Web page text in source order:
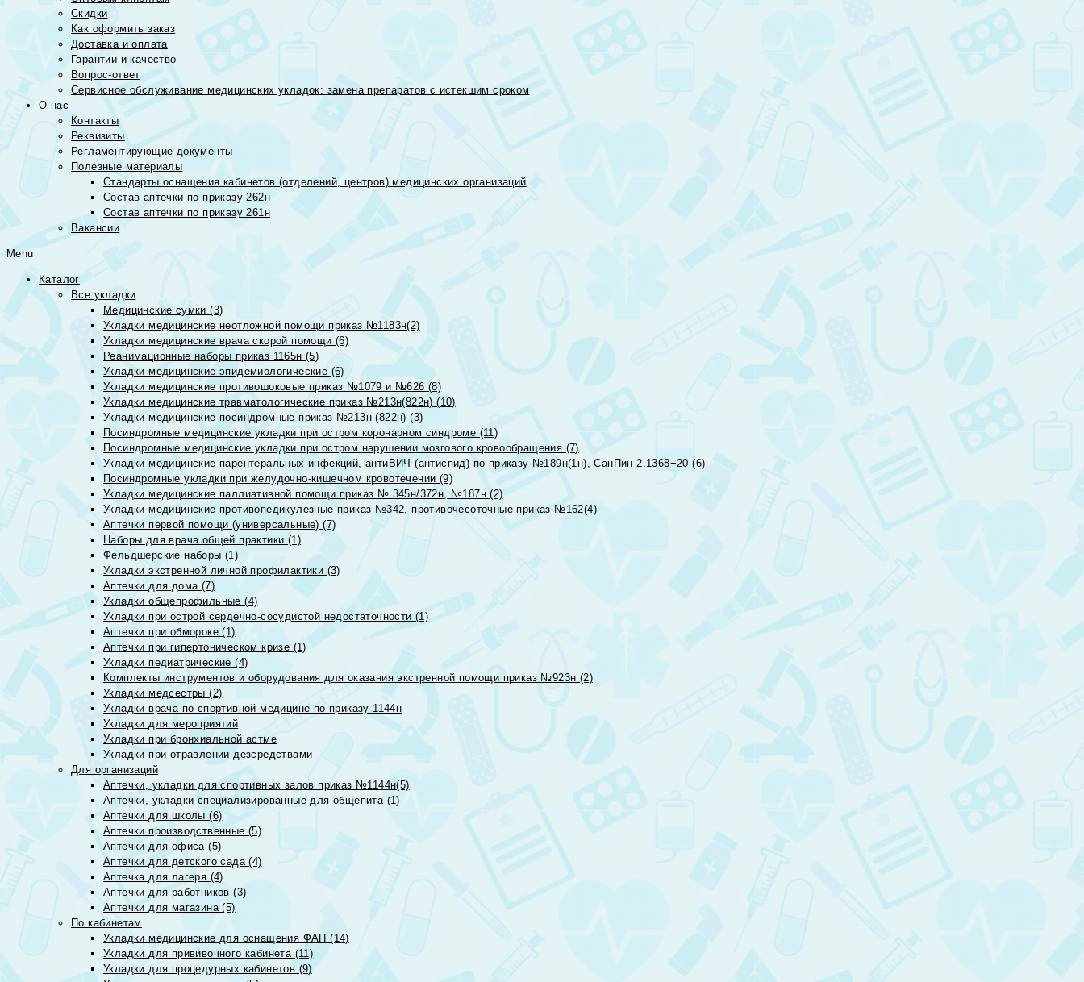
Скидки
Как оформить заказ
Доставка и оплата
Гарантии и качество
Вопрос-ответ
Сервисное обслуживание медицинских укладок: замена препаратов с истекшим сроком
О нас
Контакты
Реквизиты
Регламентирующие документы
Полезные материалы
Стандарты оснащения кабинетов (отделений, центров) медицинских организаций
Состав аптечки по приказу 262н
Состав аптечки по приказу 261н
Вакансии
Menu
Каталог
Все укладки
Медицинские сумки (3)
Укладки медицинские неотложной помощи приказ №1183н(2)
Укладки медицинские врача скорой помощи (6)
Реанимационные наборы приказ 1165н (5)
Укладки медицинские эпидемиологические (6)
Укладки медицинские противошоковые приказ №1079 и №626 (8)
Укладки медицинские травматологические приказ №213н(822н) (10)
Укладки медицинские посиндромные приказ №213н (822н) (3)
Посиндромные медицинские укладки при остром коронарном синдроме (11)
Посиндромные медицинские укладки при остром нарушении мозгового кровообращения (7)
Укладки медицинские парентеральных инфекций, антиВИЧ (антиспид) по приказу №189н(1н), СанПин 2.1368−20 (6)
Посиндромные укладки при желудочно-кишечном кровотечении (9)
Укладки медицинские паллиативной помощи приказ № 345н/372н, №187н (2)
Укладки медицинские противопедикулезные приказ №342, противочесоточные приказ №162(4)
Аптечки первой помощи (универсальные) (7)
Наборы для врача общей практики (1)
Фельдшерские наборы (1)
Укладки экстренной личной профилактики (3)
Аптечки для дома (7)
Укладки общепрофильные (4)
Укладки при острой сердечно-сосудистой недостаточности (1)
Аптечки при обмороке (1)
Аптечки при гипертоническом кризе (1)
Укладки педиатрические (4)
Комплекты инструментов и оборудования для оказания экстренной помощи приказ №923н (2)
Укладки медсестры (2)
Укладки врача по спортивной медицине по приказу 1144н
Укладки для мероприятий
Укладки при бронхиальной астме
Укладки при отравлении дезсредствами
Для организаций
Аптечки, укладки для спортивных залов приказ №1144н(5)
Аптечки, укладки специализированные для общепита (1)
Аптечки для школы (6)
Аптечки производственные (5)
Аптечки для офиса (5)
Аптечки для детского сада (4)
Аптечка для лагеря (4)
Аптечки для работников (3)
Аптечки для магазина (5)
По кабинетам
Укладки медицинские для оснащения ФАП (14)
Укладки для прививочного кабинета (11)
Укладки для процедурных кабинетов (9)